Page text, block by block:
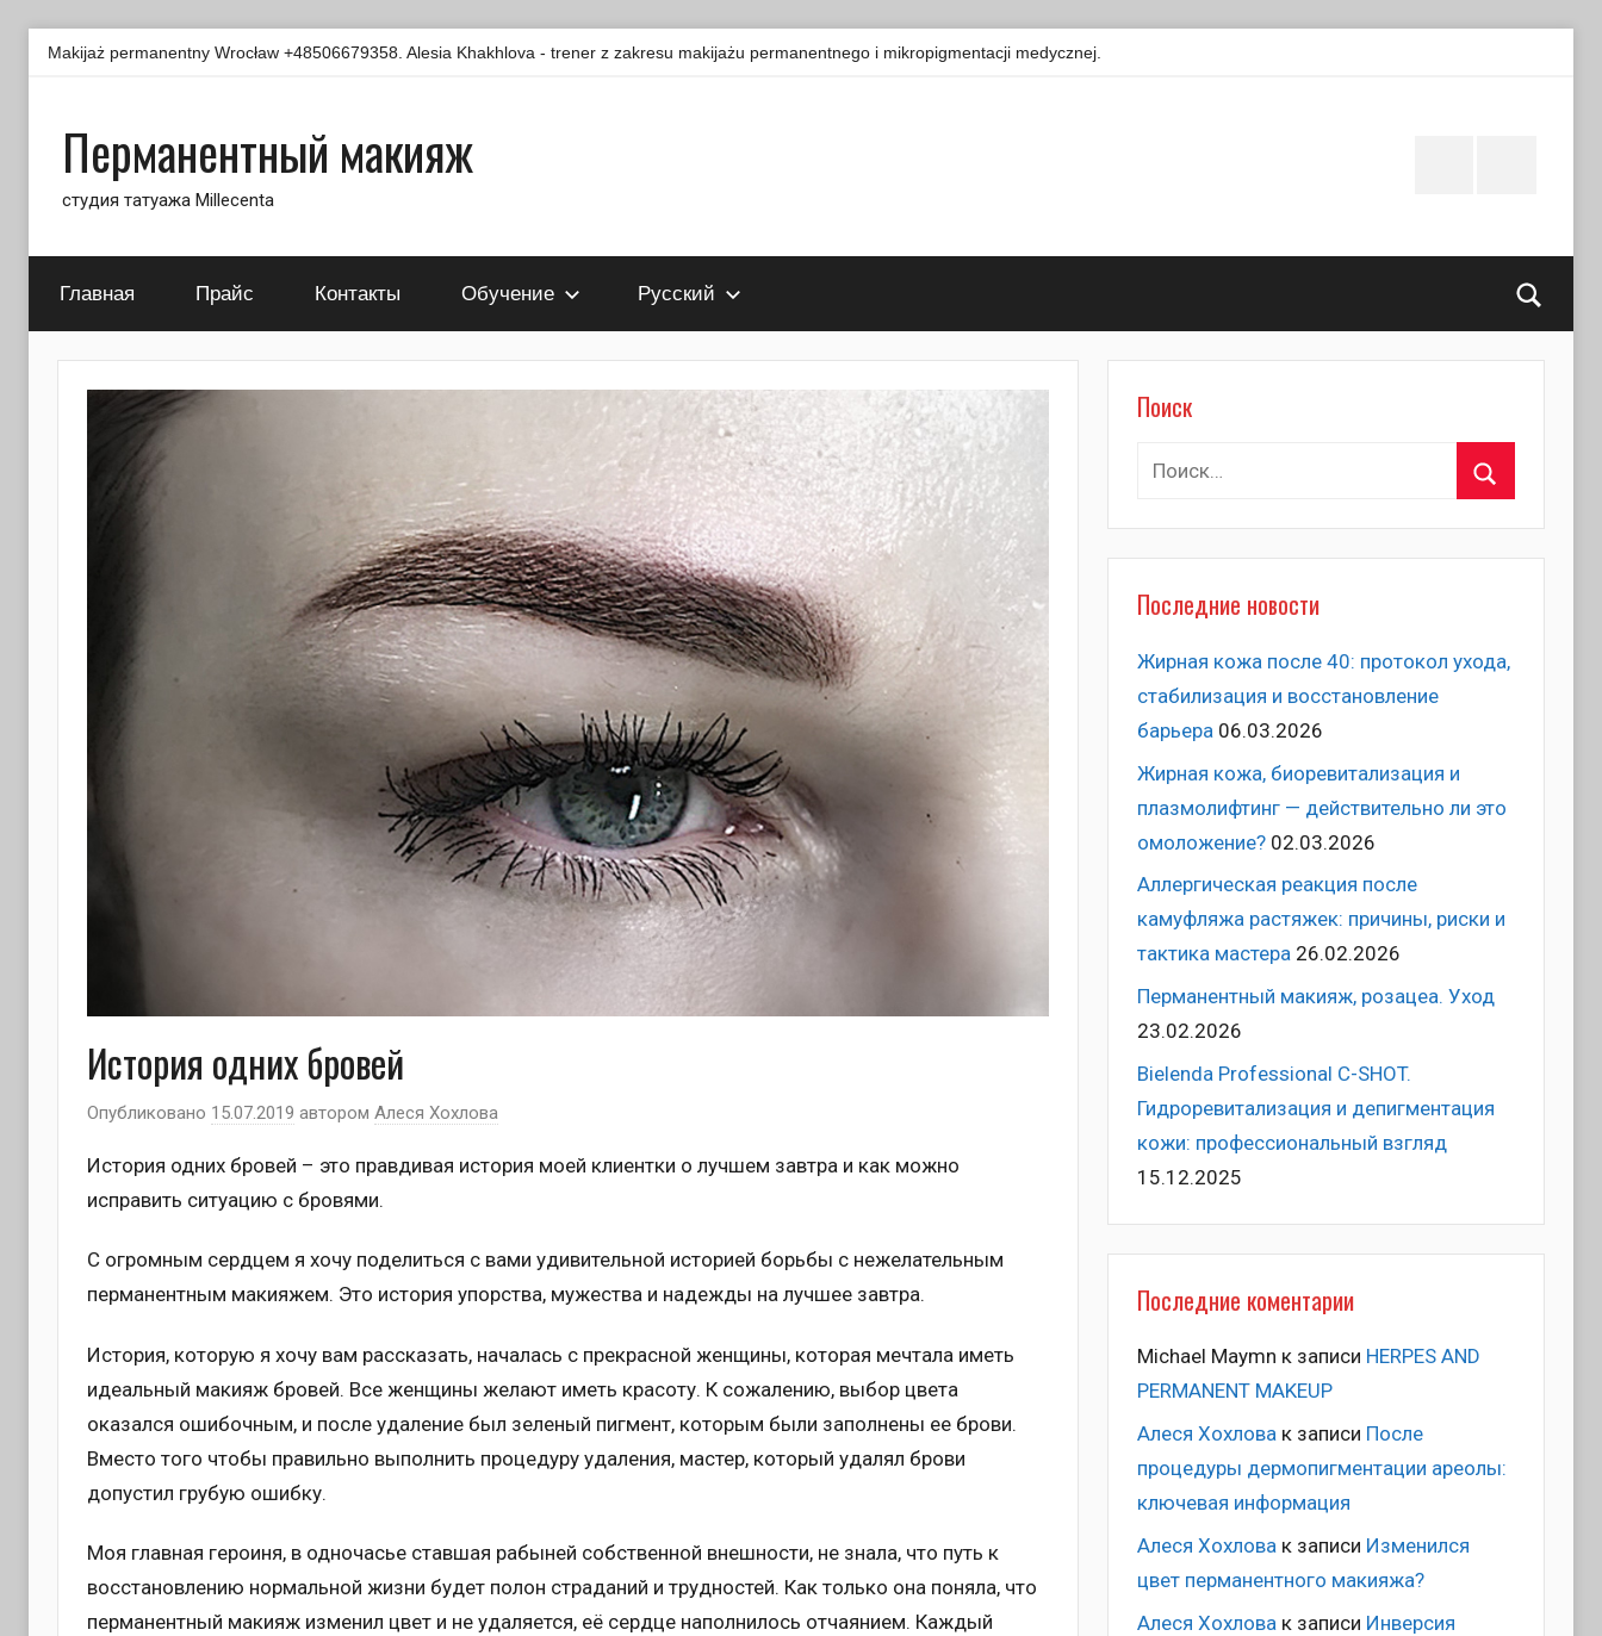
Перейти
Makijaż permanentny Wrocław +48506679358. Alesia Khakhlova - trener z zakresu makijażu permanentnego i mikropigmentacji medycznej.
Перманентный макияж
студия татуажа Millecenta
Главная Прайс Контакты Обучение Русский
История одних бровей
Опубликовано 15.07.2019 автором Алеся Хохлова
История одних бровей – это правдивая история моей клиентки о лучшем завтра и как можно
исправить ситуацию с бровями.
С огромным сердцем я хочу поделиться с вами удивительной историей борьбы с нежелательным
перманентным макияжем. Это история упорства, мужества и надежды на лучшее завтра.
История, которую я хочу вам рассказать, началась с прекрасной женщины, которая мечтала иметь
идеальный макияж бровей. Все женщины желают иметь красоту. К сожалению, выбор цвета
оказался ошибочным, и после удаление был зеленый пигмент, которым были заполнены ее брови.
Вместо того чтобы правильно выполнить процедуру удаления, мастер, который удалял брови
допустил грубую ошибку.
Моя главная героиня, в одночасье ставшая рабыней собственной внешности, не знала, что путь к
восстановлению нормальной жизни будет полон страданий и трудностей. Как только она поняла, что
перманентный макияж изменил цвет и не удаляется, её сердце наполнилось отчаянием. Каждый
Поиск
Найти:
Последние новости
Жирная кожа после 40: протокол ухода,
стабилизация и восстановление
барьера 06.03.2026
Жирная кожа, биоревитализация и
плазмолифтинг — действительно ли это
омоложение? 02.03.2026
Аллергическая реакция после
камуфляжа растяжек: причины, риски и
тактика мастера 26.02.2026
Перманентный макияж, розацеа. Уход
23.02.2026
Bielenda Professional C-SHOT.
Гидроревитализация и депигментация
кожи: профессиональный взгляд
15.12.2025
Последние коментарии
Michael Maymn к записи HERPES AND
PERMANENT MAKEUP
Алеся Хохловак записи После
процедуры дермопигментации ареолы:
ключевая информация
Алеся Хохлова к записи Изменился
цвет перманентного макияжа?
Алеся Хохлова к записи Инверсия